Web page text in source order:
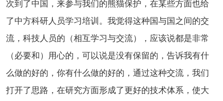
次到了中国，来参与我们的熊猫保护，在某些方面也给
了中方科研人员学习培训。我觉得这种国与国之间的交
流，科技人员的（相互学习与交流），应该说都是非常
（必要和）用心的，可以说是没有保留的，告诉我有什
么做的好的，你有什么做的好的，通过这种交流，我们
打开了思路，在研究方面形成了更好的技术体系，使大